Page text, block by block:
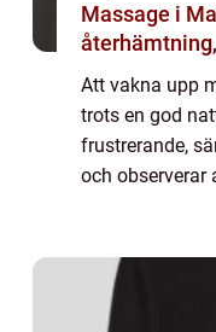
Massage i
Att vakna upp
trots en god
frustrerande,
och observerar